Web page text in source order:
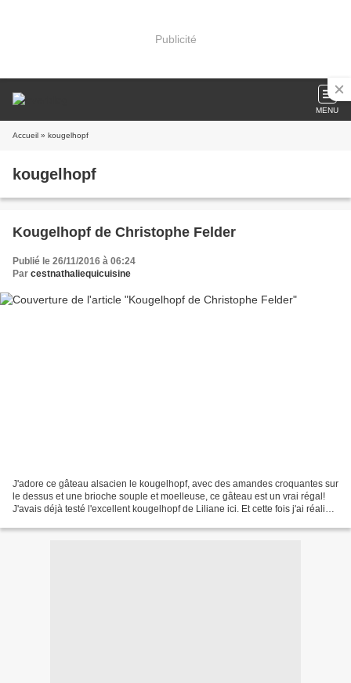
Publicité
MENU
Accueil » kougelhopf
kougelhopf
Kougelhopf de Christophe Felder
Publié le 26/11/2016 à 06:24
Par cestnathaliequicuisine
J'adore ce gâteau alsacien le kougelhopf, avec des amandes croquantes sur
le dessus et une brioche souple et moelleuse, ce gâteau est un vrai régal!
J'avais déjà testé l'excellent kougelhopf de Liliane ici. Et cette fois j'ai réalisé